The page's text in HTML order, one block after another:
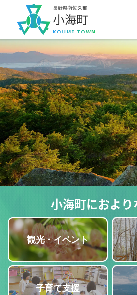
小海町におより
観光・イベント
子育て支援